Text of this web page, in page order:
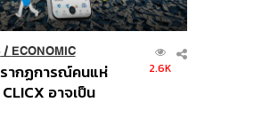
/ ECONOMIC
รากฏการณ์คนแห่
อาจเป็น
2.6K